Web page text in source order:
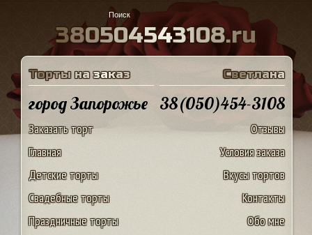
380504543108.ru
Торты на заказ
город Запорожье
Заказать торт
Главная
Детские торты
Свадебные торты
Праздничные торты
Светлана
38(050)454-3108
Отзывы
Условия заказа
Вкусы тортов
Контакты
Обо мне